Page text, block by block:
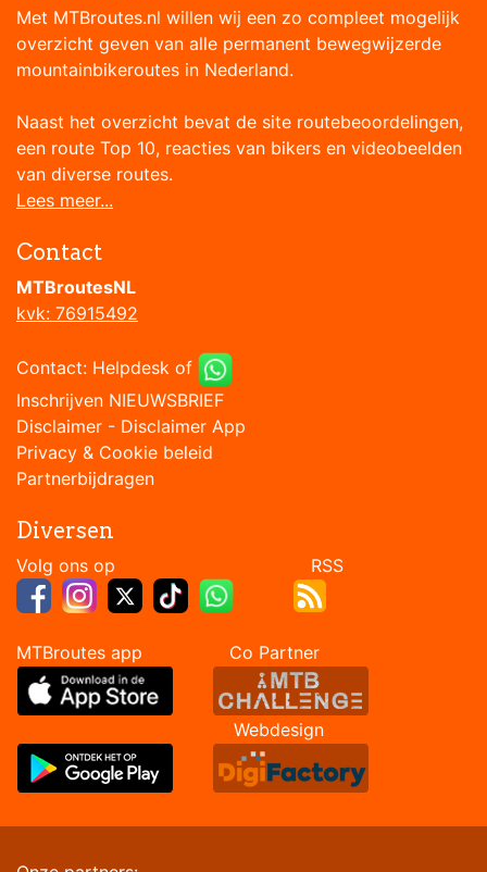
Met MTBroutes.nl willen wij een zo compleet mogelijk
overzicht geven van alle permanent bewegwijzerde
mountainbikeroutes in Nederland.
Naast het overzicht bevat de site routebeoordelingen,
een route Top 10, reacties van bikers en videobeelden
van diverse routes.
Lees meer...
Contact
MTBroutesNL
kvk: 76915492
Contact: Helpdesk of
Inschrijven NIEUWSBRIEF
Disclaimer - Disclaimer App
Privacy & Cookie beleid
Partnerbijdragen
Diversen
Volg ons op RSS
MTBroutes app Co Partner
Webdesign